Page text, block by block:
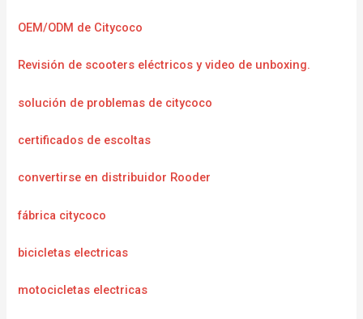
OEM/ODM de Citycoco
Revisión de scooters eléctricos y video de unboxing.
solución de problemas de citycoco
certificados de escoltas
convertirse en distribuidor Rooder
fábrica citycoco
bicicletas electricas
motocicletas electricas